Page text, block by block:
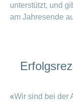
unterstützt, und
am Jahresende
«Wir sind bei der